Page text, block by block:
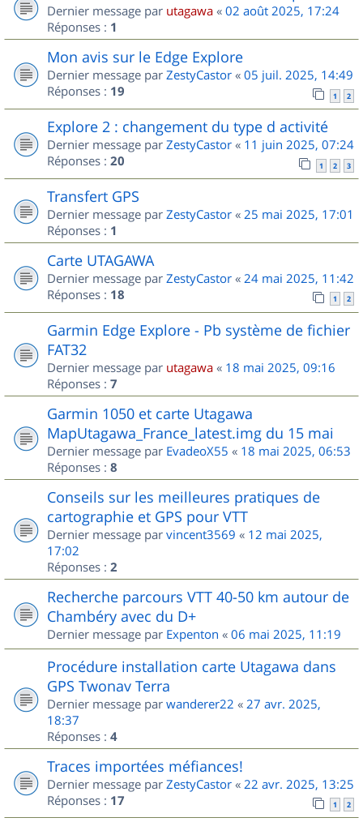
Dernier message par utagawa « 02 août 2025, 17:24
Réponses : 1
Mon avis sur le Edge Explore
Dernier message par ZestyCastor « 05 juil. 2025, 14:49
Réponses : 19 1 2
Explore 2 : changement du type d activité
Dernier message par ZestyCastor « 11 juin 2025, 07:24
Réponses : 20 1 2 3
Transfert GPS
Dernier message par ZestyCastor « 25 mai 2025, 17:01
Réponses : 1
Carte UTAGAWA
Dernier message par ZestyCastor « 24 mai 2025, 11:42
Réponses : 18 1 2
Garmin Edge Explore - Pb système de fichier
FAT32
Dernier message par utagawa « 18 mai 2025, 09:16
Réponses : 7
Garmin 1050 et carte Utagawa
MapUtagawa_France_latest.img du 15 mai
Dernier message par EvadeoX55 « 18 mai 2025, 06:53
Réponses : 8
Conseils sur les meilleures pratiques de
cartographie et GPS pour VTT
Dernier message par vincent3569 « 12 mai 2025,
17:02
Réponses : 2
Recherche parcours VTT 40-50 km autour de
Chambéry avec du D+
Dernier message par Expenton « 06 mai 2025, 11:19
Procédure installation carte Utagawa dans
GPS Twonav Terra
Dernier message par wanderer22 « 27 avr. 2025,
18:37
Réponses : 4
Traces importées méfiances!
Dernier message par ZestyCastor « 22 avr. 2025, 13:25
Réponses : 17 1 2